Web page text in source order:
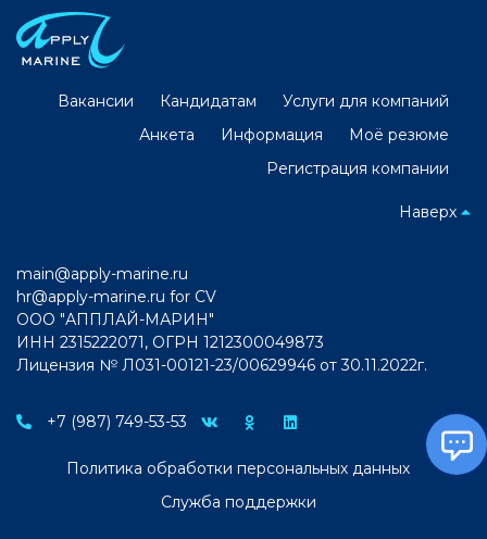
Вакансии Кандидатам
Услуги для компаний
Анкета
Информация
Моё резюме
Регистрация компании
Наверх
main@apply-marine.ru
hr@apply-marine.ru for CV
ООО "АППЛАЙ-МАРИН"
ИНН 2315222071, ОГРН 1212300049873
Лицензия № Л031-00121-23/00629946 от 30.11.2022г.
+7 (987) 749-53-53
Политика обработки персональных данных
Служба поддержки